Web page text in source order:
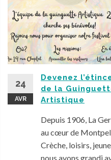
24
AVR
Devenez
de la
Artistique
Depuis 1906, La
au cœur de
Crèche, loisirs,
nous avons grandi